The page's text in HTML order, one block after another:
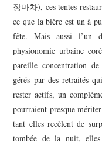
장마차), ces tentes-
ce que la bière est un à
fête. Mais aussi l’un
physionomie urbaine
pareille concentration
gérés par des retraités
rester actifs, un
pourraient presque
tant elles recèlent de
tombée de la nuit,